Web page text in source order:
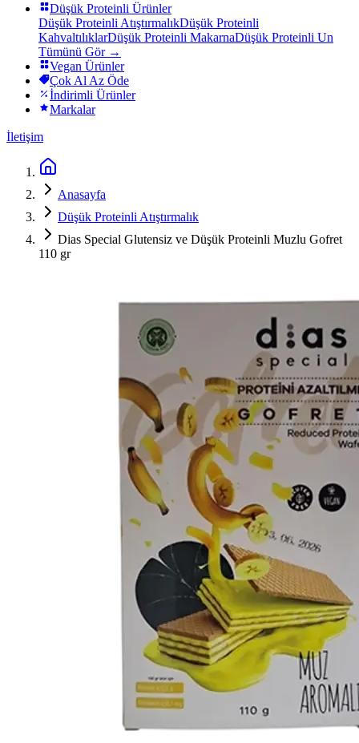
Düşük Proteinli Ürünler
Düşük Proteinli AtıştırmalıkDüşük Proteinli
KahvaltılıklarDüşük Proteinli MakarnaDüşük Proteinli Un
Tümünü Gör →
Vegan Ürünler
Çok Al Az Öde
İndirimli Ürünler
Markalar
İletişim
Anasayfa
Düşük Proteinli Atıştırmalık
Dias Special Glutensiz ve Düşük Proteinli Muzlu Gofret
110 gr